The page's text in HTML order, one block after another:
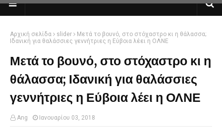
Αρχική σελίδα slider
Μετά το βουνό, στο στόχαστρο κι η θάλασσα;
Ιδανική για θαλάσσιες γεννήτριες η Εύβοια λέει η ΟΛΝΕ
Μετά το βουνό, στο στόχαστρο κι η
θάλασσα; Ιδανική για θαλάσσιες
γεννήτριες η Εύβοια λέει η ΟΛΝΕ
Ang Ιανουαρίου 03, 2018